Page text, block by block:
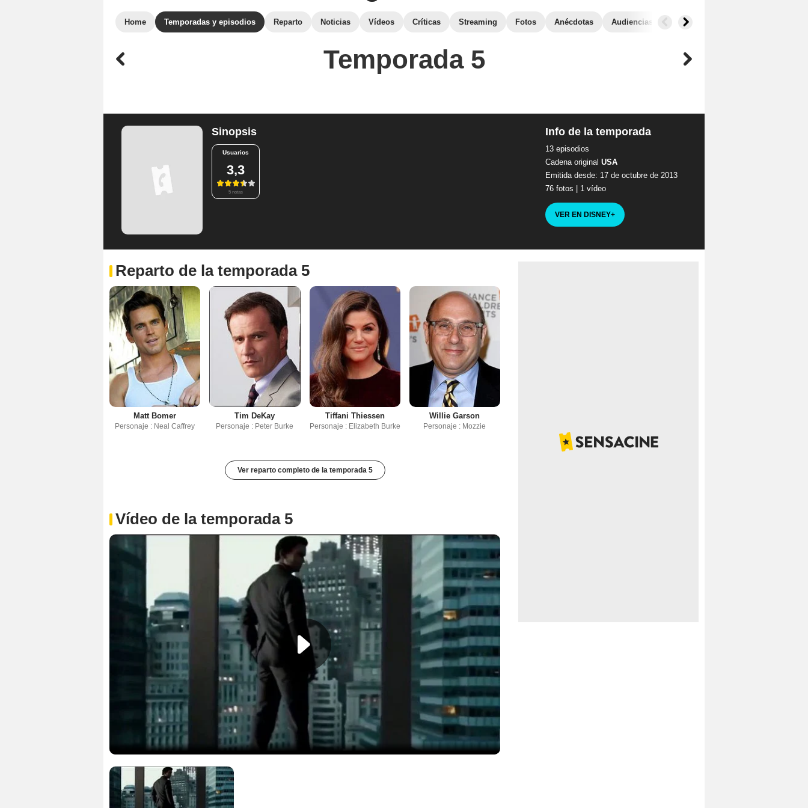
Home Temporadas y episodios Reparto Noticias Vídeos Críticas Streaming Fotos Anécdotas Audiencias
Temporada 5
Sinopsis
Usuarios
3,3
5 notas
Info de la temporada
13 episodios
Cadena original USA
Emitida desde: 17 de octubre de 2013
76 fotos
1 vídeo
VER EN DISNEY+
Reparto de la temporada 5
Matt Bomer
Personaje : Neal Caffrey
Tim DeKay
Personaje : Peter Burke
Tiffani Thiessen
Personaje : Elizabeth Burke
Willie Garson
Personaje : Mozzie
Ver reparto completo de la temporada 5
Vídeo de la temporada 5